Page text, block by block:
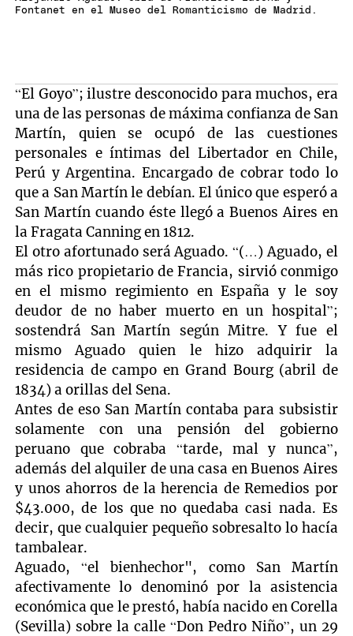
Fontanet en el Museo del Romanticismo de Madrid.
“El Goyo”; ilustre desconocido para muchos, era
una de las personas de máxima confianza de San
Martín, quien se ocupó de las cuestiones
personales e íntimas del Libertador en Chile,
Perú y Argentina. Encargado de cobrar todo lo
que a San Martín le debían. El único que esperó a
San Martín cuando éste llegó a Buenos Aires en
la Fragata Canning en 1812.
El otro afortunado será Aguado. “(…) Aguado, el
más rico propietario de Francia, sirvió conmigo
en el mismo regimiento en España y le soy
deudor de no haber muerto en un hospital”;
sostendrá San Martín según Mitre. Y fue el
mismo Aguado quien le hizo adquirir la
residencia de campo en Grand Bourg (abril de
1834) a orillas del Sena.
Antes de eso San Martín contaba para subsistir
solamente con una pensión del gobierno
peruano que cobraba “tarde, mal y nunca”,
además del alquiler de una casa en Buenos Aires
y unos ahorros de la herencia de Remedios por
$43.000, de los que no quedaba casi nada. Es
decir, que cualquier pequeño sobresalto lo hacía
tambalear.
Aguado, “el bienhechor", como San Martín
afectivamente lo denominó por la asistencia
económica que le prestó, había nacido en Corella
(Sevilla) sobre la calle “Don Pedro Niño”, un 29